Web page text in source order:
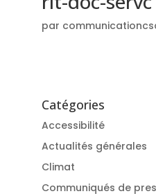
par
Catégories
Accessibilité
Actualités générales
Climat
Communiqués de